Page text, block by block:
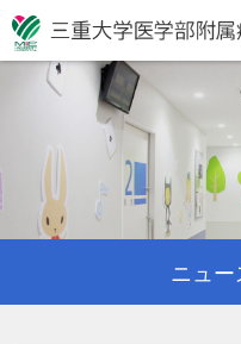
ニュ